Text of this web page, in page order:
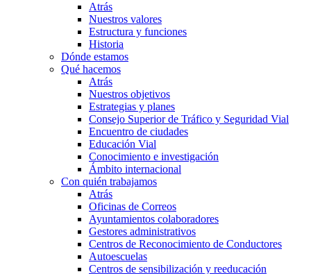
Atrás
Nuestros valores
Estructura y funciones
Historia
Dónde estamos
Qué hacemos
Atrás
Nuestros objetivos
Estrategias y planes
Consejo Superior de Tráfico y Seguridad Vial
Encuentro de ciudades
Educación Vial
Conocimiento e investigación
Ámbito internacional
Con quién trabajamos
Atrás
Oficinas de Correos
Ayuntamientos colaboradores
Gestores administrativos
Centros de Reconocimiento de Conductores
Autoescuelas
Centros de sensibilización y reeducación